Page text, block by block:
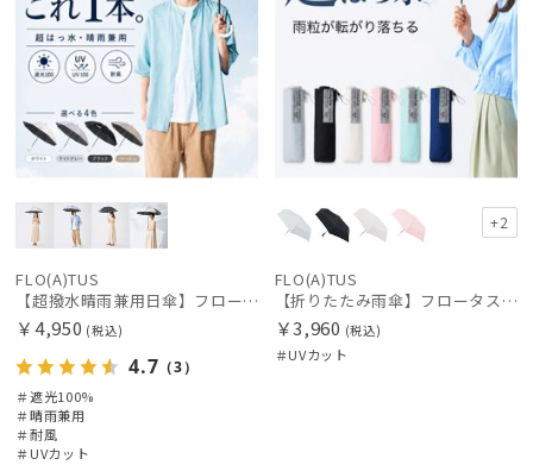
FLO(A)TUS
【超撥水晴雨兼用日傘】フロータス（FLO(A)TUS）プレーン 晴雨兼用 UV100 遮光100 耐風
￥4,950 (税込)
4.7 （3）
＃遮光100%
＃晴雨兼用
＃耐風
＃UVカット
+2
FLO(A)TUS
【折りたたみ雨傘】フロータス（FLO(A)TUS）プレーン55 超撥水傘 晴雨兼用 UV対応
￥3,960 (税込)
＃UVカット